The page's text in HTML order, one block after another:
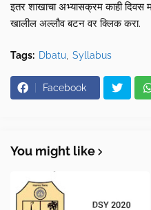
इतर शाखाचा अभ्यासक्रम काही दिवस
खालील अल्लौव बटन वर क्लिक करा.
Tags: Dbatu Syllabus
Facebook
You might like